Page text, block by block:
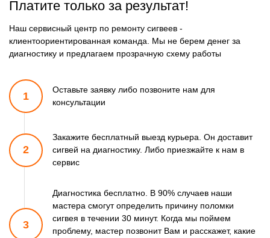
Платите только за результат!
Наш сервисный центр по ремонту сигвеев -
клиентоориентированная команда. Мы не берем денег за
диагностику и предлагаем прозрачную схему работы
1
Оставьте заявку либо позвоните нам для
консультации
2
Закажите бесплатный выезд курьера. Он доставит
сигвей на диагностику. Либо приезжайте к нам в
сервис
3
Диагностика бесплатно. В 90% случаев наши
мастера смогутопределить причину поломки
сигвея в течении 30 минут. Когда мы поймем
проблему, мастер позвонит Вам и расскажет, какие